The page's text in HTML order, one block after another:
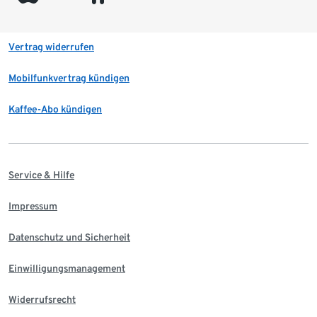
Vertrag widerrufen
Mobilfunkvertrag kündigen
Kaffee-Abo kündigen
Service & Hilfe
Impressum
Datenschutz und Sicherheit
Einwilligungsmanagement
Widerrufsrecht